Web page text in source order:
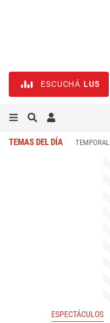
ESCUCHÁ LU5
TEMAS DEL DÍA TEMPORAL
ESPECTÁCULOS